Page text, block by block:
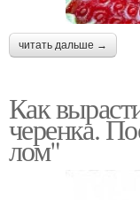
читать дальше →
Как
черенка.
лом"